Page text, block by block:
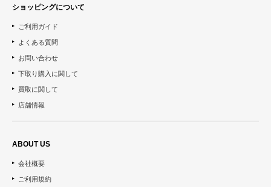
ショッピングについて
ご利用ガイド
よくある質問
お問い合わせ
下取り購入に関して
買取に関して
店舗情報
ABOUT US
会社概要
ご利用規約